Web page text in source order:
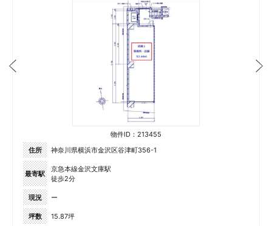
物件ID：213455
住所
神奈川県横浜市金沢区谷津町356-1
最寄駅
京急本線金沢文庫駅
徒歩2分
現況 ー
坪数 15.87坪